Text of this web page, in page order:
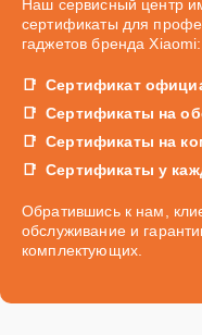
Наш сервисный центр
сертификаты для
гаджетов бренда Xiaomi:
Сертификат
Сертификаты на
Сертификаты на
Сертификаты у
Обратившись к нам,
обслуживание и
комплектующих.